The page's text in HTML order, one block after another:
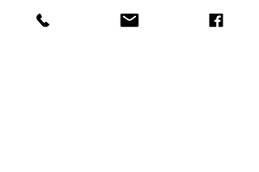
крие някъде другаде?